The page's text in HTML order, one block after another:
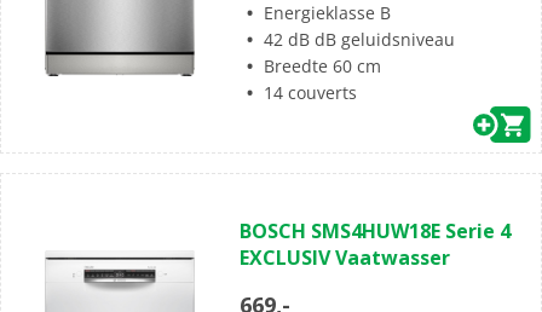
Energieklasse B
42 dB dB geluidsniveau
Breedte 60 cm
14 couverts
BOSCH SMS4HUW18E Serie 4
EXCLUSIV Vaatwasser
669,-